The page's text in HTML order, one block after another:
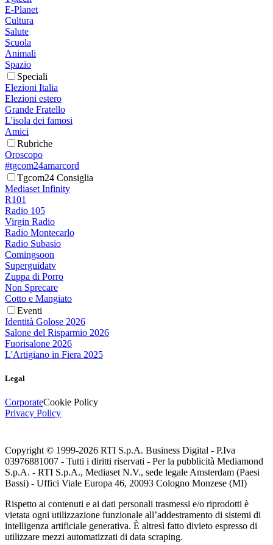
E-Planet
Cultura
Salute
Scuola
Animali
Spazio
Speciali
Elezioni Italia
Elezioni estero
Grande Fratello
L'isola dei famosi
Amici
Rubriche
Oroscopo
#tgcom24amarcord
Tgcom24 Consiglia
Mediaset Infinity
R101
Radio 105
Virgin Radio
Radio Montecarlo
Radio Subasio
Comingsoon
Superguidatv
Zuppa di Porro
Non Sprecare
Cotto e Mangiato
Eventi
Identità Golose 2026
Salone del Risparmio 2026
Fuorisalone 2026
L'Artigiano in Fiera 2025
Legal
CorporateCookie Policy
Privacy Policy
Copyright © 1999-2026 RTI S.p.A. Business Digital - P.Iva
03976881007 - Tutti i diritti riservati - Per la pubblicità Mediamond
S.p.A. - RTI S.p.A., Mediaset N.V., sede legale Amsterdam (Paesi
Bassi) - Uffici Viale Europa 46, 20093 Cologno Monzese (MI)
Rispetto ai contenuti e ai dati personali trasmessi e/o riprodotti è
vietata ogni utilizzazione funzionale all’addestramento di sistemi di
intelligenza artificiale generativa. È altresì fatto divieto espresso di
utilizzare mezzi automatizzati di data scraping.